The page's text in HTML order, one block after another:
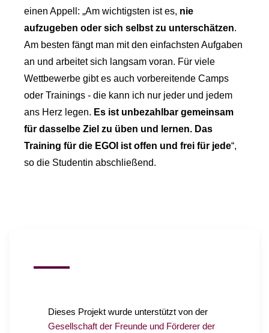
einen Appell: „Am wichtigsten ist es, nie
aufzugeben oder sich selbst zu unterschätzen.
Am besten fängt man mit den einfachsten Aufgaben
an und arbeitet sich langsam voran. Für viele
Wettbewerbe gibt es auch vorbereitende Camps
oder Trainings - die kann ich nur jeder und jedem
ans Herz legen. Es ist unbezahlbar gemeinsam
für dasselbe Ziel zu üben und lernen. Das
Training für die EGOI ist offen und frei für jede“,
so die Studentin abschließend.
Dieses Projekt wurde unterstützt von der
Gesellschaft der Freunde und Förderer der